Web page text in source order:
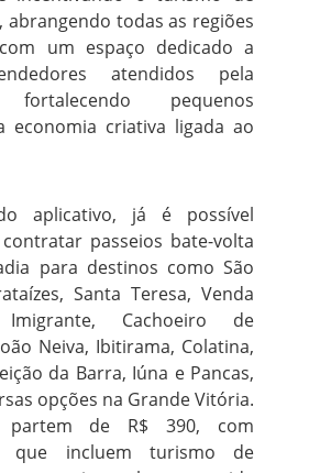
abrangendo todas as regiões
um espaço dedicado a
atendidos pela
fortalecendo pequenos
economia criativa ligada ao
aplicativo, já é possível
passeios bate-volta
para destinos como São
Santa Teresa, Venda
Cachoeiro de
Neiva, Ibitirama, Colatina,
da Barra, Iúna e Pancas,
opções na Grande Vitória.
partem de R$ 390, com
que incluem turismo de